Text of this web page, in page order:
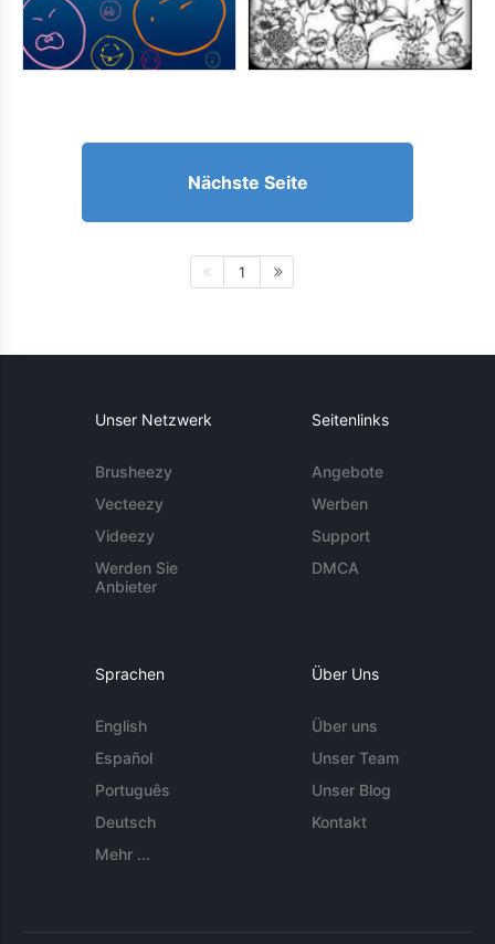
Nächste Seite
1
Unser Netzwerk
Brusheezy
Vecteezy
Videezy
Werden Sie
Anbieter
Seitenlinks
Angebote
Werben
Support
DMCA
Sprachen
English
Español
Português
Deutsch
Mehr ...
Über Uns
Über uns
Unser Team
Unser Blog
Kontakt